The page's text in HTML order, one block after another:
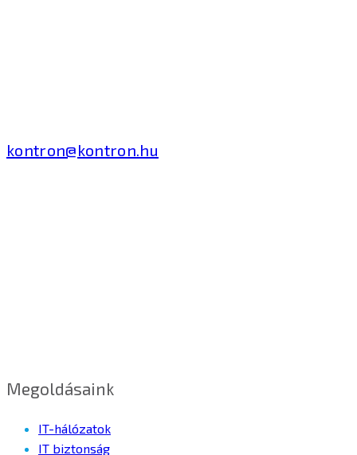
kontron@kontron.hu
Megoldásaink
IT-hálózatok
IT biztonság